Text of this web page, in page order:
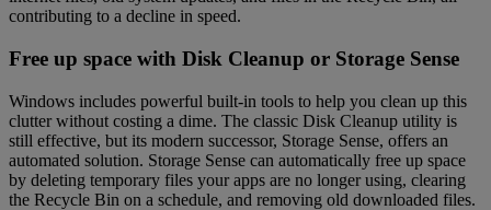
contributing to a decline in speed.
Free up space with Disk Cleanup or Storage Sense
Windows includes powerful built-in tools to help you clean up this
clutter without costing a dime. The classic Disk Cleanup utility is
still effective, but its modern successor, Storage Sense, offers an
automated solution. Storage Sense can automatically free up space
by deleting temporary files your apps are no longer using, clearing
the Recycle Bin on a schedule, and removing old downloaded files.